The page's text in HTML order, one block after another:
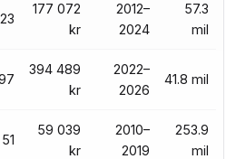
177 072
kr
2012–
2024
57.3
mil
394 489
kr
2022–
2026
41.8 mil
51
59 039
kr
2010–
2019
253.9
mil